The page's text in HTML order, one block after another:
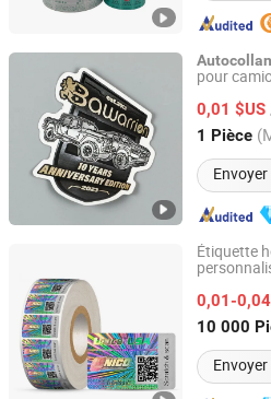
pour
0,01 $US
1 Pièce
Ningbo Xianying Packing
Zhejiang, China
Étiquette
preuve de
0,01-
10 000
Shenzhen Zhengbiao Anti-
Ltd.
Guangdong, China